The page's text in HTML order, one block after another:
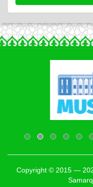
Copyright © 2015 —